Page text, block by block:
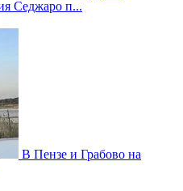
Седжаро п...
В Пензе и Грабово на